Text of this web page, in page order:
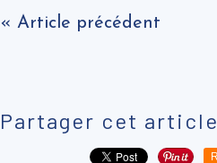
« Article précédent
Partager cet article